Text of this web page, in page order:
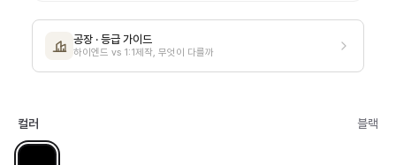
공장 · 등급 가이드
하이엔드 vs 1:1제작, 무엇이 다를까
컬러 블랙